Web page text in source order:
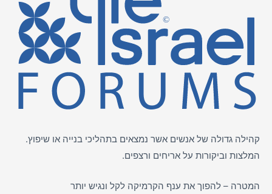
קהילה גדולה של אנשים אשר נמצאים בתהליכי בנייה או שיפוץ.
המלצות וביקורות על אריחים ורצפים.
המטרה – להפוך את ענף הקרמיקה לקל ונגיש יותר